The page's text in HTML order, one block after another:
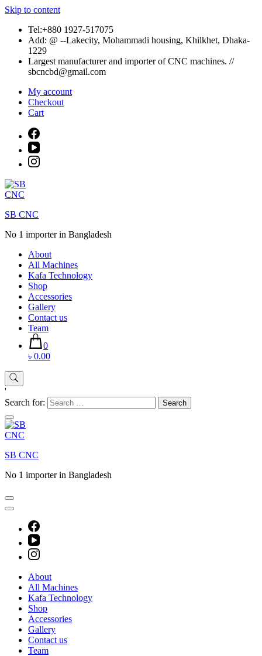
Skip to content
Tel:+880 1927-517075
Add: @ --Lakecity, Mohammadi housing, Khilkhet, Dhaka-
1229
Largest manufacturer and importer of CNC machines. //
sbcncbd@gmail.com
My account
Checkout
Cart
SB CNC
No 1 importer in Bangladesh
About
All Machines
Kafa Technology
Shop
Accessories
Gallery
Contact us
Team
0
৳ 0.00
'
Search for:
SB CNC
No 1 importer in Bangladesh
About
All Machines
Kafa Technology
Shop
Accessories
Gallery
Contact us
Team